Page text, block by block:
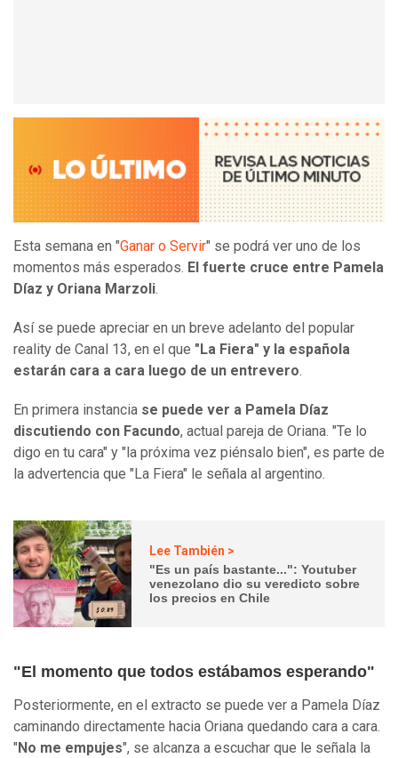
Esta semana en "Ganar o Servir" se podrá ver uno de los
momentos más esperados. El fuerte cruce entre Pamela
Díaz y Oriana Marzoli.
Así se puede apreciar en un breve adelanto del popular
reality de Canal 13, en el que "La Fiera" y la española
estarán cara a cara luego de un entrevero.
En primera instancia se puede ver a Pamela Díaz
discutiendo con Facundo, actual pareja de Oriana. "Te lo
digo en tu cara" y "la próxima vez piénsalo bien", es parte de
la advertencia que "La Fiera" le señala al argentino.
Lee También >
"Es un país bastante...": Youtuber
venezolano dio su veredicto sobre
los precios en Chile
"El momento que todos estábamos esperando"
Posteriormente, en el extracto se puede ver a Pamela Díaz
caminando directamente hacia Oriana quedando cara a cara.
"No me empujes", se alcanza a escuchar que le señala la